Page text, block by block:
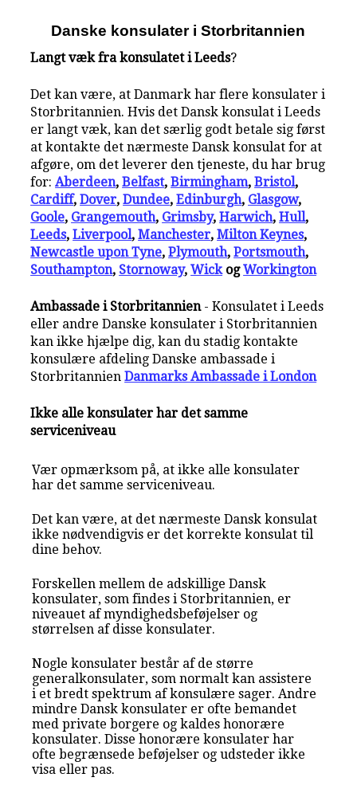
Danske konsulater i Storbritannien
Langt væk fra konsulatet i Leeds?
Det kan være, at Danmark har flere konsulater i
Storbritannien. Hvis det Dansk konsulat i Leeds
er langt væk, kan det særlig godt betale sig først
at kontakte det nærmeste Dansk konsulat for at
afgøre, om det leverer den tjeneste, du har brug
for:Aberdeen,Belfast,Birmingham,Bristol,
Cardiff,Dover,Dundee,Edinburgh, Glasgow,
Goole, Grangemouth, Grimsby,Harwich,Hull,
Leeds,Liverpool,Manchester,Milton Keynes,
Newcastle upon Tyne,Plymouth,Portsmouth,
Southampton, Stornoway,WickogWorkington
Ambassade i Storbritannien- Konsulatet i Leeds
eller andre Danske konsulater i Storbritannien
kan ikke hjælpe dig, kan du stadig kontakte
konsulære afdeling Danske ambassade i
Storbritannien Danmarks Ambassade i London
Ikke alle konsulater har det samme
serviceniveau
Vær opmærksom på, at ikke alle konsulater
har det samme serviceniveau.
Det kan være, at det nærmeste Dansk konsulat
ikke nødvendigvis er det korrekte konsulat til
dine behov.
Forskellen mellem de adskillige Dansk
konsulater, som findes i Storbritannien, er
niveauet af myndighedsbeføjelser og
størrelsen af disse konsulater.
Nogle konsulater består af de større
generalkonsulater, som normalt kan assistere
i et bredt spektrum af konsulære sager. Andre
mindre Dansk konsulater er ofte bemandet
med private borgere og kaldes honorære
konsulater. Disse honorære konsulater har
ofte begrænsede beføjelser og udsteder ikke
visa eller pas.